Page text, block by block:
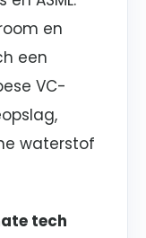
en
een
VC-
waterstof
tech